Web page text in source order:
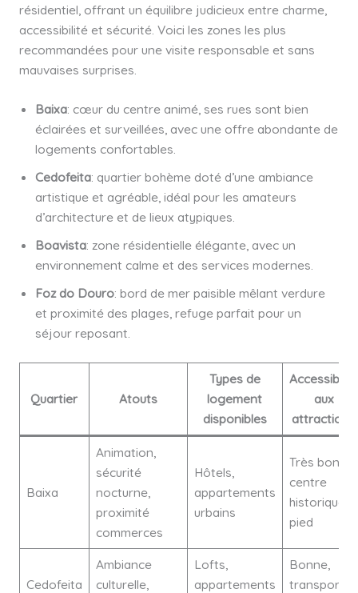
résidentiel, offrant un équilibre judicieux entre charme,
accessibilité et sécurité. Voici les zones les plus
recommandées pour une visite responsable et sans
mauvaises surprises.
Baixa: cœur du centre animé, ses rues sont bien
éclairées et surveillées, avec une offre abondante de
logements confortables.
Cedofeita: quartier bohème doté d’une ambiance
artistique et agréable, idéal pour les amateurs
d’architecture et de lieux atypiques.
Boavista: zone résidentielle élégante, avec un
environnement calme et des services modernes.
Foz do Douro: bord de mer paisible mêlant verdure
et proximité des plages, refuge parfait pour un
séjour reposant.
Quartier Atouts
Types de
logement
disponibles
Accessibilité
aux
attractions
Baixa
Animation,
sécurité
nocturne,
proximité
commerces
Hôtels,
appartements
urbains
Très bonne,
centre
historique à
pied
Cedofeita
Ambiance
culturelle,
Lofts,
appartements
Bonne,
transports